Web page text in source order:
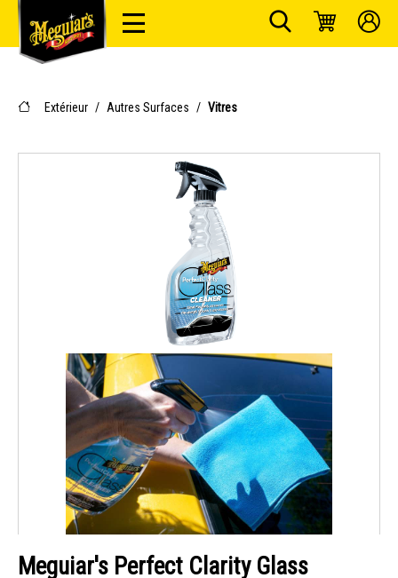
Extérieur / Autres Surfaces / Vitres
Meguiar's Perfect Clarity Glass